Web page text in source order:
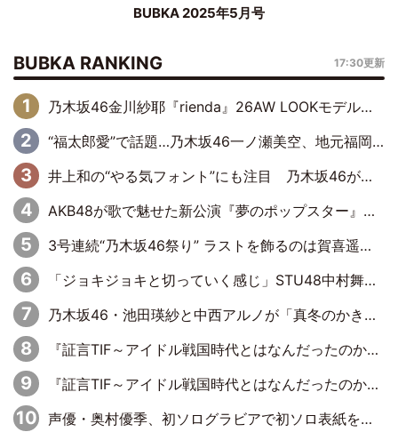
BUBKA 2025年5月号
BUBKA RANKING 17:30更新
乃木坂46金川紗耶『rienda』26AW LOOKモデルに就任
“福太郎愛”で話題…乃木坂46一ノ瀬美空、地元福岡『めんべい25周年トップサポーター』に就任
井上和の“やる気フォント”にも注目 乃木坂46が挑んだ書道パフォーマンスの舞台裏
AKB48が歌で魅せた新公演『夢のポップスター』 初日から全身全霊のステージ
3号連続“乃木坂46祭り” ラストを飾るのは賀喜遥香…5年ぶりの登場に「5年分大人になった私を見ていただけたら」
「ジョキジョキと切っていく感じ」STU48中村舞、新しい挑戦は自らの手で
乃木坂46・池田瑛紗と中西アルノが「真冬のかき氷」騒動で火花散らす！ 因縁の裏にあるのは、逆境をともに“凌”ぐ似た者同士の絆
『証言TIF～アイドル戦国時代とはなんだったのか～』第11回：私立恵比寿中学・真山りか×安本彩花「TIFで10年ぶりのキョンシーメイクをしたら、場を完全に引かせてしまって。時代が変わったんだなって」
『証言TIF～アイドル戦国時代とはなんだったのか～』第6回：でんぱ組.inc・古川未鈴×相沢梨紗「『ハロプロやりたかったな』って言ったら、夢眠ねむさんに『てめえはでんぱ組．incなんだよ！』って肩パンされて(笑)」
声優・奥村優季、初ソログラビアで初ソロ表紙を飾る！ 初めて見せる表情や、声優を志したきっかけなどを語った必読のインタビューを掲載